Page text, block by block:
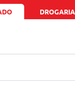
DROGARIA